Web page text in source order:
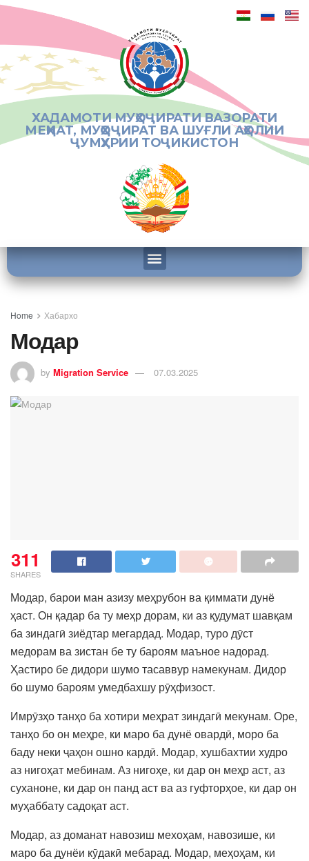
ХАДАМОТИ МУҲОҶИРАТИ ВАЗОРАТИ
МЕҲНАТ, МУҲОҶИРАТ ВА ШУҒЛИ АҲОЛИИ
ҶУМҲУРИИ ТОҶИКИСТОН
Home Хабархо
Модар
by Migration Service 07.03.2025
311
SHARES
Модар, барои ман азизу меҳрубон ва қиммати дунё
ҳаст. Он қадар ба ту меҳр дорам, ки аз қудумат шавқам
ба зиндагӣ зиёдтар мегардад. Модар, туро дӯст
медорам ва зистан бе ту бароям маъное надорад.
Ҳастиро бе дидори шумо тасаввур намекунам. Дидор
бо шумо бароям умедбахшу рӯҳфизост.
Имрӯзҳо танҳо ба хотири меҳрат зиндагӣ мекунам. Оре,
танҳо бо он меҳре, ки маро ба дунё овардӣ, моро ба
баду неки ҷаҳон ошно кардӣ. Модар, хушбахтии худро
аз нигоҳат мебинам. Аз нигоҳе, ки дар он меҳр аст, аз
суханоне, ки дар он панд аст ва аз гуфторҳое, ки дар он
муҳаббату садоқат аст.
Модар, аз доманат навозиш мехоҳам, навозише, ки
маро ба дунёи кӯдакӣ мебарад. Модар, меҳоҳам, ки